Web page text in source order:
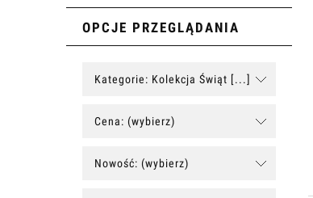
OPCJE PRZEGLĄDANIA
Kategorie: Kolekcja Świąt [...]
Cena: (wybierz)
Nowość: (wybierz)